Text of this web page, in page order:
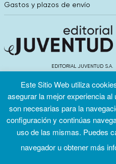
Gastos y plazos de envío
EDITORIAL JUVENTUD S.A.
info@editorialjuventud.es
Condiciones
Política de
privacidad
Política de
Este Sitio Web utiliza
asegurar la mejor experiencia
son necesarias para la
configuración y continúas
uso de las mismas. Puedes
navegador u obtener más